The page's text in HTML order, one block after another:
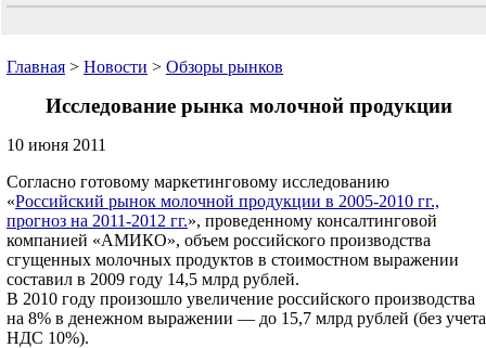
Главная > Новости > Обзоры рынков
Исследование рынка молочной продукции
10 июня 2011
Согласно готовому маркетинговому исследованию
«Российский рынок молочной продукции в 2005-2010 гг.,
прогноз на 2011-2012 гг.», проведенному консалтинговой
компанией «АМИКО», объем российского производства
сгущенных молочных продуктов в стоимостном выражении
составил в 2009 году 14,5 млрд рублей.
В 2010 году произошло увеличение российского производства
на 8% в денежном выражении — до 15,7 млрд рублей (без учета
НДС 10%).